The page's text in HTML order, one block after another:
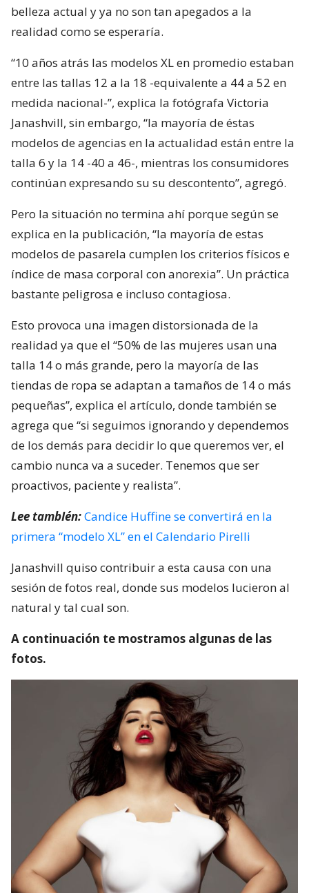
belleza actual y ya no son tan apegados a la
realidad como se esperaría.
“10 años atrás las modelos XL en promedio estaban
entre las tallas 12 a la 18 -equivalente a 44 a 52 en
medida nacional-”, explica la fotógrafa Victoria
Janashvill, sin embargo, “la mayoría de éstas
modelos de agencias en la actualidad están entre la
talla 6 y la 14 -40 a 46-, mientras los consumidores
continúan expresando su su descontento”, agregó.
Pero la situación no termina ahí porque según se
explica en la publicación, “la mayoría de estas
modelos de pasarela cumplen los criterios físicos e
índice de masa corporal con anorexia”. Un práctica
bastante peligrosa e incluso contagiosa.
Esto provoca una imagen distorsionada de la
realidad ya que el “50% de las mujeres usan una
talla 14 o más grande, pero la mayoría de las
tiendas de ropa se adaptan a tamaños de 14 o más
pequeñas”, explica el artículo, donde también se
agrega que “si seguimos ignorando y dependemos
de los demás para decidir lo que queremos ver, el
cambio nunca va a suceder. Tenemos que ser
proactivos, paciente y realista”.
Lee tambIén:Candice Huffine se convertirá en la
primera “modelo XL” en el Calendario Pirelli
Janashvill quiso contribuir a esta causa con una
sesión de fotos real, donde sus modelos lucieron al
natural y tal cual son.
A continuación te mostramos algunas de las
fotos.